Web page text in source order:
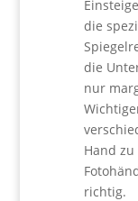
die
die
nur
Hand
richtig.